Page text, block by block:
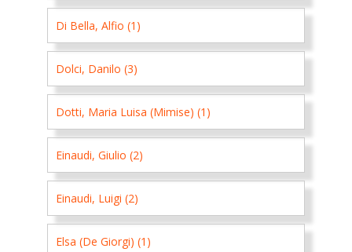
Di Bella, Alfio (1)
Dolci, Danilo (3)
Dotti, Maria Luisa (Mimise) (1)
Einaudi, Giulio (2)
Einaudi, Luigi (2)
Elsa (De Giorgi) (1)